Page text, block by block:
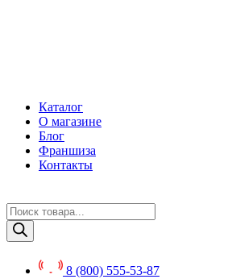
Каталог
О магазине
Блог
Франшиза
Контакты
Поиск
товаров
8 (800) 555-53-87